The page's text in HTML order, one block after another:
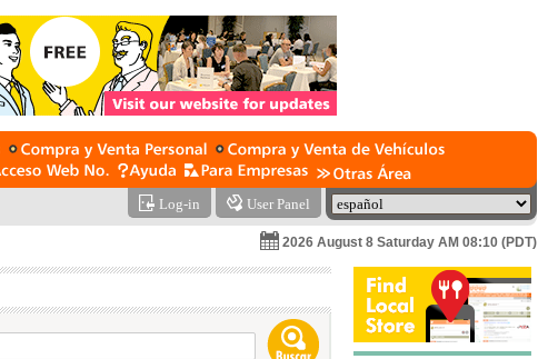
Log-in User Panel
2026 August 8 Saturday AM 08:10 (PDT)